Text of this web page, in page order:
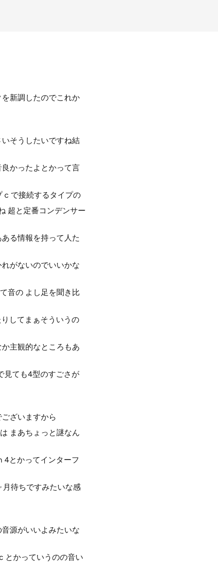
新調したのでこれか
そうしたいですね結
かったよとかって言
c で接続するタイプの
超と定番コンデンサー
る情報を持って人た
がないのでいいかな
音の よし足を聞き比
してまぁそういうの
主観的なところもあ
見ても4型のすごさが
ざいますから
まあちょっと謎なん
4とかってインターフ
待ちですみたいな感
源がいいよみたいな
とかっていうのの音い